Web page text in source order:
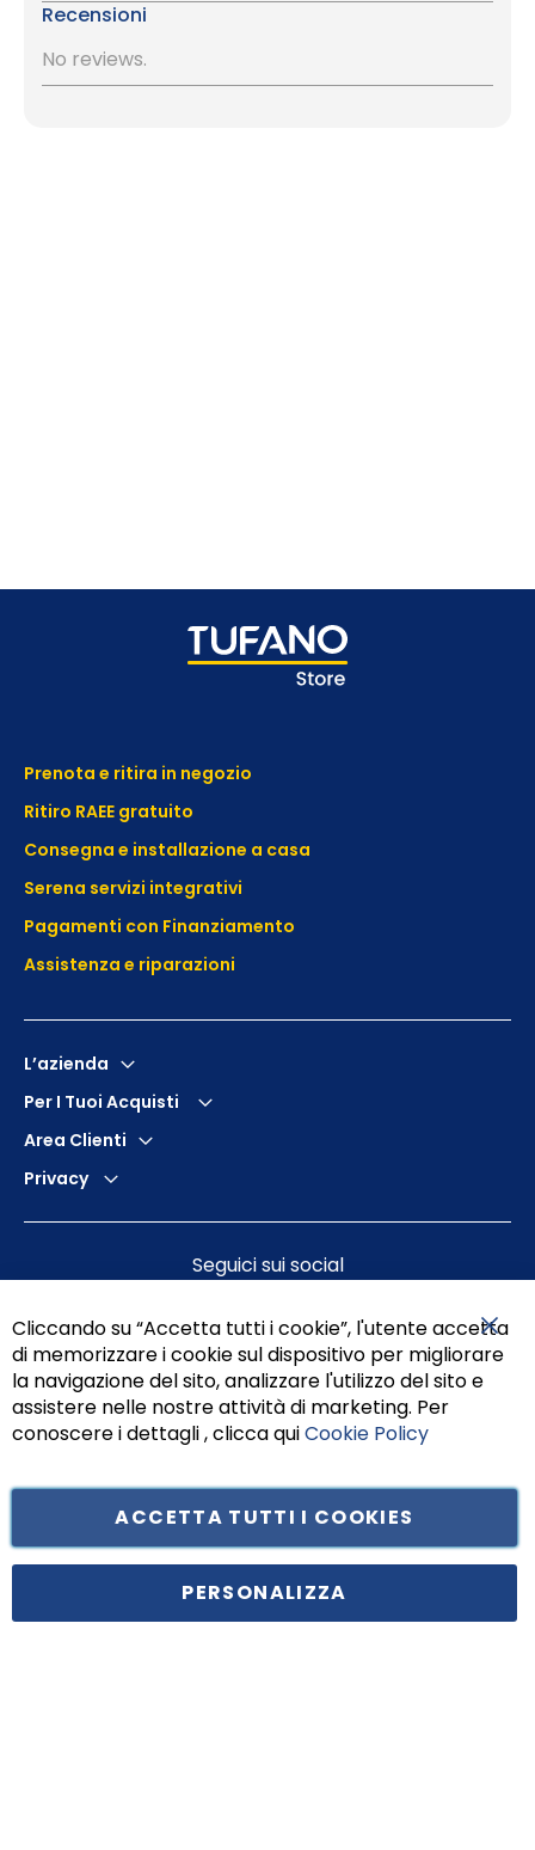
Recensioni
No reviews.
Prenota e ritira in negozio
Ritiro RAEE gratuito
Consegna e installazione a casa
Serena servizi integrativi
Pagamenti con Finanziamento
Assistenza e riparazioni
L’azienda
Per I Tuoi Acquisti
Area Clienti
Privacy
Seguici sui social
Principe di Piemonte 199, cap. 80026 Casoria (NA) - C.F. 05834470634 -
Cliccando su “Accetta tutti i cookie”, l'utente accetta
di memorizzare i cookie sul dispositivo per migliorare
la navigazione del sito, analizzare l'utilizzo del sito e
assistere nelle nostre attività di marketing. Per
conoscere i dettagli , clicca quiCookie Policy
ACCETTA TUTTI I COOKIES
PERSONALIZZA